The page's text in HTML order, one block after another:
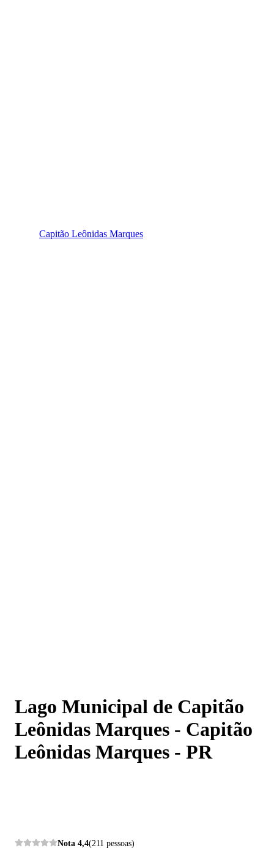
Capitão Leônidas Marques
Lago Municipal de Capitão
Leônidas Marques - Capitão
Leônidas Marques - PR
Nota 4,4(211 pessoas)